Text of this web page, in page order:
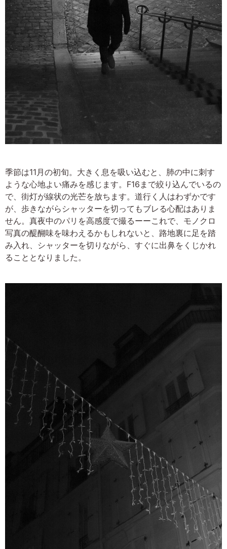
季節は11月の初旬。大きく息を吸い込むと、肺の中に刺す
ような心地よい痛みを感じます。F16まで絞り込んでいるの
で、街灯が線状の光芒を放ちます。道行く人はわずかです
が、歩きながらシャッターを切ってもブレる心配はありま
せん。真夜中のパリを高感度で撮るーーこれで、モノクロ
写真の醍醐味を味わえるかもしれないと、路地裏に足を踏
み入れ、シャッターを切りながら、すぐに出鼻をくじかれ
ることとなりました。